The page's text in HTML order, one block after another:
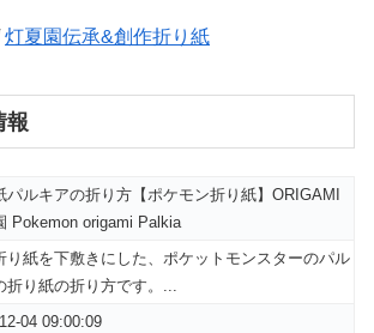
灯夏園伝承&創作折り紙
報
パルキアの折り方【ポケモン折り紙】ORIGAMI
Pokemon origami Palkia
り紙を下敷きにした、ポケットモンスターのパル
折り紙の折り方です。...
04 09:00:09